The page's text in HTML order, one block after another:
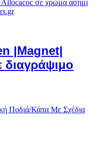
|Magnet|
διαγράψιμο